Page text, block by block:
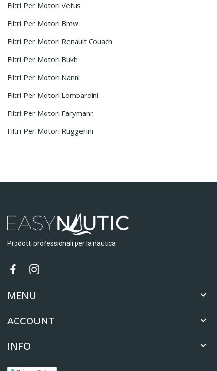
Filtri Per Motori Vetus
Filtri Per Motori Bmw
Filtri Per Motori Renault Couach
Filtri Per Motori Bukh
Filtri Per Motori Nanni
Filtri Per Motori Lombardini
Filtri Per Motori Farymann
Filtri Per Motori Ruggerini
Prodotti professionali per la nautica
MENU 
ACCOUNT 
INFO 